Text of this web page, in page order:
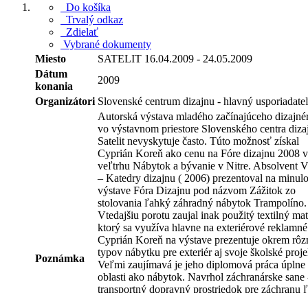
Do košíka
Trvalý odkaz
Zdielať
Vybrané dokumenty
Miesto
SATELIT 16.04.2009 - 24.05.2009
Dátum
konania
2009
Organizátori Slovenské centrum dizajnu - hlavný
Poznámka
Autorská výstava mladého začínajúceho
vo výstavnom priestore Slovenského centra
Satelit nevyskytuje často. Túto možnosť získal
Cyprián Koreň ako cenu na Fóre dizajnu 2008
veľtrhu Nábytok a bývanie v Nitre. Absolvent
– Katedry dizajnu ( 2006) prezentoval na
výstave Fóra Dizajnu pod názvom Zážitok zo
stolovania ľahký záhradný nábytok Trampolíno.
Vtedajšiu porotu zaujal inak použitý textilný
ktorý sa využíva hlavne na exteriérové
Cyprián Koreň na výstave prezentuje okrem
typov nábytku pre exteriér aj svoje školské
Veľmi zaujímavá je jeho diplomová práca úplne
oblasti ako nábytok. Navrhol záchranárske sane
transportný dopravný prostriedok pre záchranu